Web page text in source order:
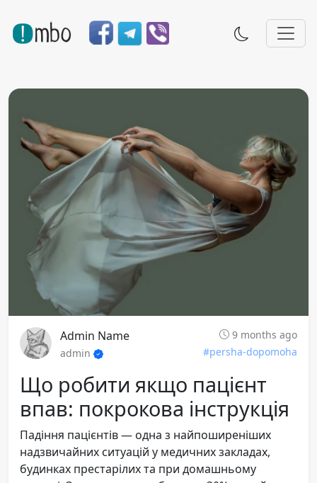
Admin Name
9 months ago
admin
#persha-dopomoha
Що робити якщо пацієнт
впав: покрокова інструкція
Падіння пацієнтів — одна з найпоширеніших
надзвичайних ситуацій у медичних закладах,
будинках престарілих та при домашньому